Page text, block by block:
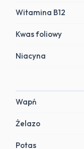
Witamina B12
Kwas foliowy
Niacyna
Wapń
Żelazo
Potas